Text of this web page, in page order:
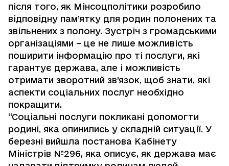
після того, як Мінсоцполітики розробило
відповідну пам’ятку для родин полонених та
звільнених з полону. Зустріч з громадськими
організаціями – це не лише можливість
поширити інформацію про ті послуги, які
гарантує держава, але і можливість
отримати зворотний зв’язок, щоб знати, які
аспекти соціальних послуг необхідно
покращити.
“Соціальні послуги покликані допомогти
родині, яка опинились у складній ситуації. У
березні вийшла постанова Кабінету
Міністрів №296, яка описує, як держава має